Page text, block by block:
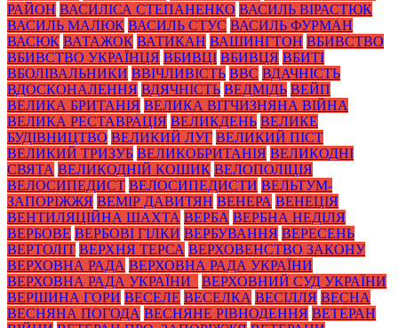
РАЙОН ВАСИЛІСА СТЕПАНЕНКО ВАСИЛЬ ВІРАСТЮК
ВАСИЛЬ МАЛЮК ВАСИЛЬ СТУС ВАСИЛЬ ФУРМАН
ВАСЮК ВАТАЖОК ВАТИКАН ВАШИНГТОН ВБИВСТВО
ВБИВСТВО УКРАЇНЦЯ ВБИВЦІ ВБИВЦЯ ВБИТІ
ВБОЛІВАЛЬНИКИ ВВІЧЛИВІСТЬ ВВС ВДАЧНІСТЬ
ВДОСКОНАЛЕННЯ ВДЯЧНІСТЬ ВЕДМІДЬ ВЕЙП
ВЕЛИКА БРИТАНІЯ ВЕЛИКА ВІТЧИЗНЯНА ВІЙНА
ВЕЛИКА РЕСТАВРАЦІЯ ВЕЛИКДЕНЬ ВЕЛИКЕ
БУДІВНИЦТВО ВЕЛИКИЙ ЛУГ ВЕЛИКИЙ ПІСТ
ВЕЛИКИЙ ТРИЗУБ ВЕЛИКОБРИТАНІЯ ВЕЛИКОДНІ
СВЯТА ВЕЛИКОДНІЙ КОШИК ВЕЛОПОЛІЦІЯ
ВЕЛОСИПЕДИСТ ВЕЛОСИПЕДИСТИ ВЕЛЬТУМ-
ЗАПОРІЖЖЯ ВЕМІР ДАВИТЯН ВЕНЕРА ВЕНЕЦІЯ
ВЕНТИЛЯЦІЙНА ШАХТА ВЕРБА ВЕРБНА НЕДІЛЯ
ВЕРБОВЕ ВЕРБОВІ ГІЛКИ ВЕРБУВАННЯ ВЕРЕСЕНЬ
ВЕРТОЛІТ ВЕРХНЯ ТЕРСА ВЕРХОВЕНСТВО ЗАКОНУ
ВЕРХОВНА РАДА ВЕРХОВНА РАДА УКРАЇНИ
ВЕРХОВНА РАДА УКРАЇНИ_
ВЕРХОВНИЙ СУД УКРАЇНИ
ВЕРШИНА ГОРИ ВЕСЕЛЕ ВЕСЕЛКА ВЕСІЛЛЯ ВЕСНА
ВЕСНЯНА ПОГОДА ВЕСНЯНЕ РІВНОДЕННЯ ВЕТЕРАН